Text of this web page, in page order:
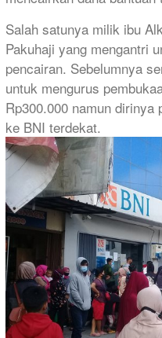
Salah satunya milik ibu
Pakuhaji yang mengantri
pencairan. Sebelumnya
untuk mengurus
Rp300.000 namun dirinya
ke BNI terdekat.